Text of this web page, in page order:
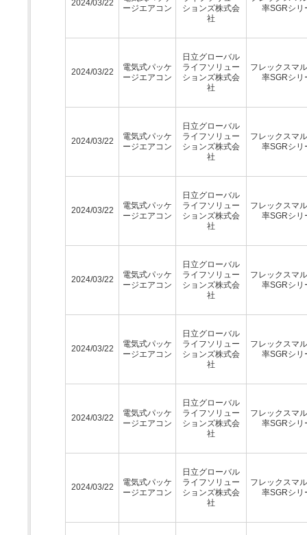
2024/03/22
ージエアコン
ションズ株式会
社
率SGRシリ
2024/03/22
電気式パッケ
ージエアコン
日立グローバル
ライフソリュー
ションズ株式会
社
フレックスマ
率SGRシリ
2024/03/22
電気式パッケ
ージエアコン
日立グローバル
ライフソリュー
ションズ株式会
社
フレックスマ
率SGRシリ
2024/03/22
電気式パッケ
ージエアコン
日立グローバル
ライフソリュー
ションズ株式会
社
フレックスマ
率SGRシリ
2024/03/22
電気式パッケ
ージエアコン
日立グローバル
ライフソリュー
ションズ株式会
社
フレックスマ
率SGRシリ
2024/03/22
電気式パッケ
ージエアコン
日立グローバル
ライフソリュー
ションズ株式会
社
フレックスマ
率SGRシリ
2024/03/22
電気式パッケ
ージエアコン
日立グローバル
ライフソリュー
ションズ株式会
社
フレックスマ
率SGRシリ
2024/03/22
電気式パッケ
ージエアコン
日立グローバル
ライフソリュー
ションズ株式会
社
フレックスマ
率SGRシリ